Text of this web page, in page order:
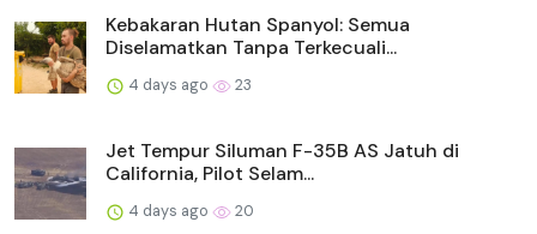
Kebakaran Hutan Spanyol: Semua
Diselamatkan Tanpa Terkecuali...
4 days ago 23
Jet Tempur Siluman F-35B AS Jatuh di
California, Pilot Selam...
4 days ago 20